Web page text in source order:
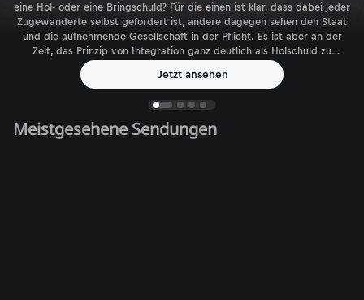
eine Hol- oder eine Bringschuld? Für die einen ist klar, dass dabei jeder
Zugewanderte selbst gefordert ist, andere dagegen sehen den Staat
und die aufnehmende Gesellschaft in der Pflicht. Es ist aber an der
Zeit, das Prinzip von Integration ganz deutlich als Holschuld zu
Jetzt ansehen
Meistgesehene Sendungen